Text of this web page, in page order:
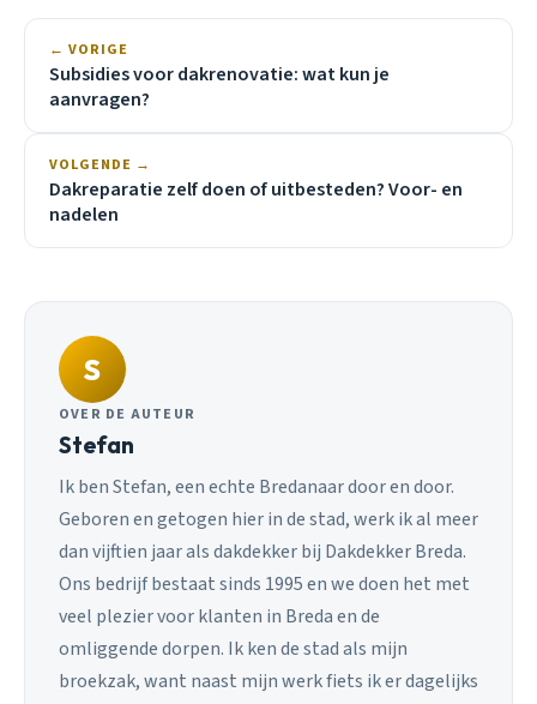
← VORIGE
Subsidies voor dakrenovatie: wat kun je
aanvragen?
VOLGENDE →
Dakreparatie zelf doen of uitbesteden? Voor- en
nadelen
S
OVER DE AUTEUR
Stefan
Ik ben Stefan, een echte Bredanaar door en door.
Geboren en getogen hier in de stad, werk ik al meer
dan vijftien jaar als dakdekker bij Dakdekker Breda.
Ons bedrijf bestaat sinds 1995 en we doen het met
veel plezier voor klanten in Breda en de
omliggende dorpen. Ik ken de stad als mijn
broekzak, want naast mijn werk fiets ik er dagelijks